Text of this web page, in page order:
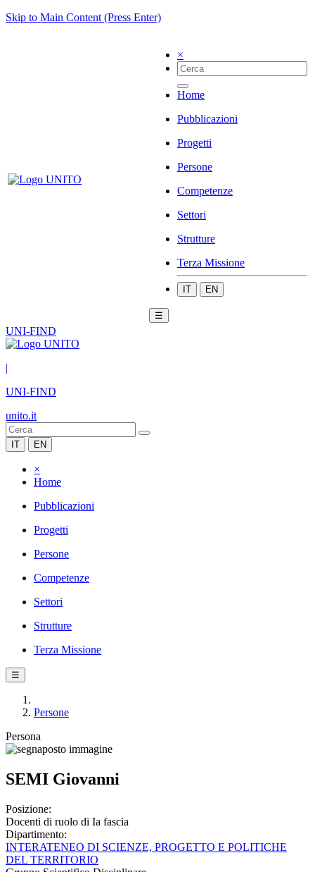
Skip to Main Content (Press Enter)
×
Home
Pubblicazioni
Progetti
Persone
Competenze
Settori
Strutture
Terza Missione
IT EN
☰
UNI-FIND
|
UNI-FIND
unito.it
IT EN
×
Home
Pubblicazioni
Progetti
Persone
Competenze
Settori
Strutture
Terza Missione
☰
Persone
Persona
SEMI Giovanni
Posizione:
Docenti di ruolo di Ia fascia
Dipartimento:
INTERATENEO DI SCIENZE, PROGETTO E POLITICHE
DEL TERRITORIO